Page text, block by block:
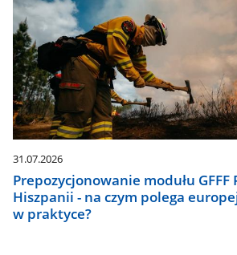
31.07.2026
Prepozycjonowanie modułu GFFF
Hiszpanii - na czym polega
w praktyce?